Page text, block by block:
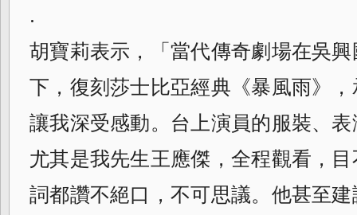
.
胡寶莉表示，「當代傳奇劇場在吳
下，復刻莎士比亞經典《暴風雨》
讓我深受感動。台上演員的服裝、
尤其是我先生王應傑，全程觀看，
詞都讚不絕口，不可思議。他甚至